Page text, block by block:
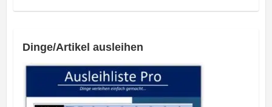
Dinge/Artikel ausleihen